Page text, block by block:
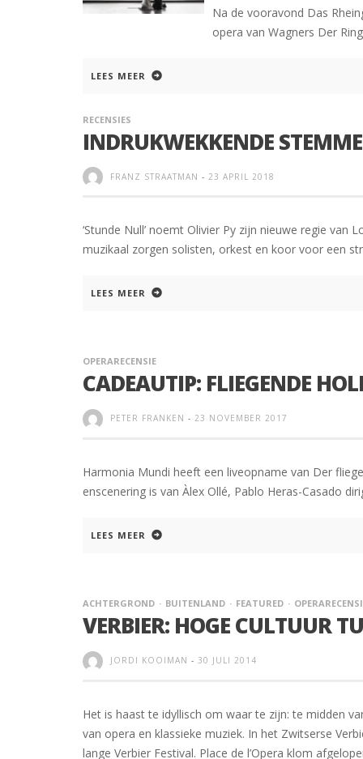
Na de vooravond Das
opera van Wagners Der
LEES MEER
RECENSIES
INDRUKWEKKENDE
FRANZ STRAATMAN - 23 APRIL 2018
‘Stunde Null’ noemt Olivier Py zijn nieuwe regie van
muzikaal zorgen solisten, orkest en koor voor een
LEES MEER
OPERARECENSIE
CADEAUTIP: FLIEGENDE
PETER FRANKEN - 23 NOVEMBER 2017
Harmonia Mundi heeft een liveopname van Der
enscenering is van Àlex Ollé, Pablo Heras-Casado
LEES MEER
ACHTERGROND BUITENLAND FEATURED
VERBIER: HOGE CULTUUR
JORDI KOOIMAN - 30 JULI 2014
Het is haast te idyllisch om waar te zijn: te midden
van opera en klassieke muziek. In het Zwitserse
lange Verbier Festival. Place de l’Opera klom